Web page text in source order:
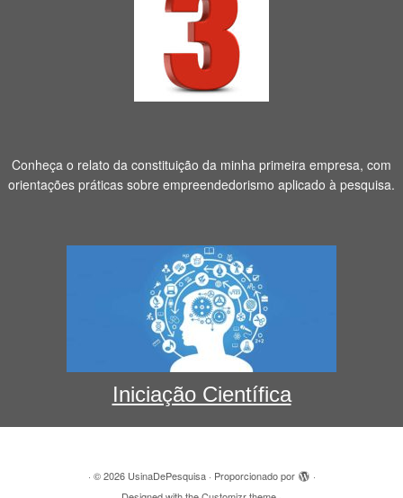
Conheça o relato da constituição da minha primeira empresa, com
orientações práticas sobre empreendedorismo aplicado à pesquisa.
Iniciação Científica
· © 2026 UsinaDePesquisa· Proporcionado por
·